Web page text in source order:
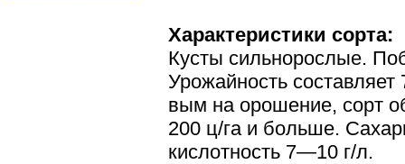
Характеристики сорта:
Кусты сильнорослые.
Урожайность
вым на орошение, сорт
200 ц/га и больше.
кислотность 7—10 г/л.